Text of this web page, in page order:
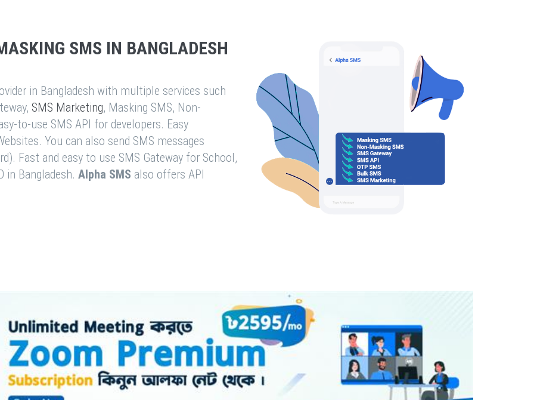
SMS IN BANGLADESH
in Bangladesh with multiple services such
SMS Marketing, Masking SMS, Non-
to-use SMS API for developers. Easy
You can also send SMS messages
Fast and easy to use SMS Gateway for School,
in Bangladesh. Alpha SMS also offers API